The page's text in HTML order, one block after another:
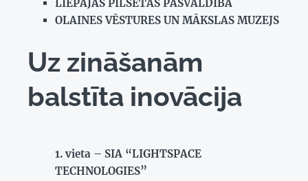
LIEPĀJAS PILSĒTAS PAŠVALDĪBA
OLAINES VĒSTURES UN MĀKSLAS MUZEJS
Uz zināšanām
balstīta inovācija
vieta – SIA “LIGHTSPACE
TECHNOLOGIES”